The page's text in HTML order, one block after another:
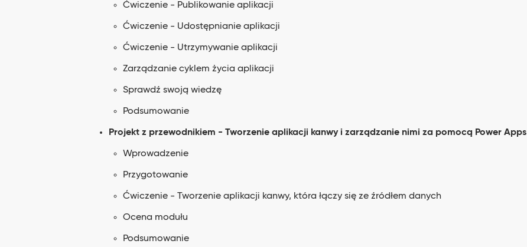
Ćwiczenie - Publikowanie aplikacji
Ćwiczenie - Udostępnianie aplikacji
Ćwiczenie - Utrzymywanie aplikacji
Zarządzanie cyklem życia aplikacji
Sprawdź swoją wiedzę
Podsumowanie
Projekt z przewodnikiem - Tworzenie aplikacji kanwy i zarządzanie nimi za pomocą Power Apps
Wprowadzenie
Przygotowanie
Ćwiczenie - Tworzenie aplikacji kanwy, która łączy się ze źródłem danych
Ocena modułu
Podsumowanie